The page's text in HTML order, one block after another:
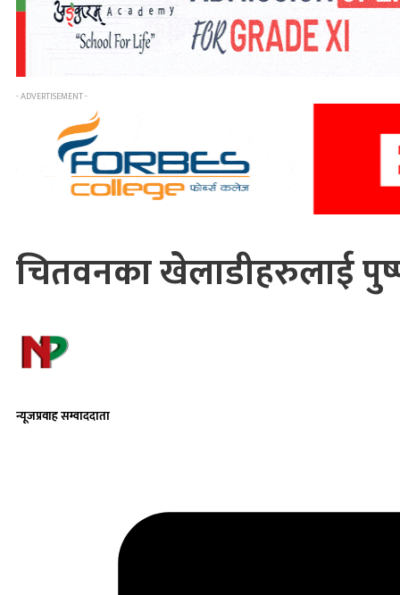
- ADVERTISEMENT -
चितवनका खेलाडीहरुलाई
न्यूजप्रवाह सम्वाददाता